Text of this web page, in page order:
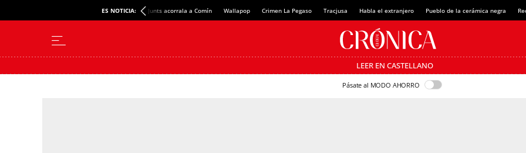
ES NOTICIA: Junts acorrala a Comín Wallapop Crimen La Pegaso Tracjusa Habla el extranjero Pueblo de la cerámica negra
LEER EN CASTELLANO
Pásate al MODO AHORRO